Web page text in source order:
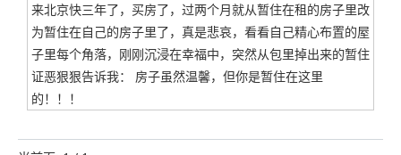
来北京快三年了，买房了，过两个月就从暂住在租的房子里改
为暂住在自己的房子里了，真是悲哀，看看自己精心布置的屋
子里每个角落，刚刚沉浸在幸福中，突然从包里掉出来的暂住
证恶狠狠告诉我： 房子虽然温馨，但你是暂住在这里
的！！！